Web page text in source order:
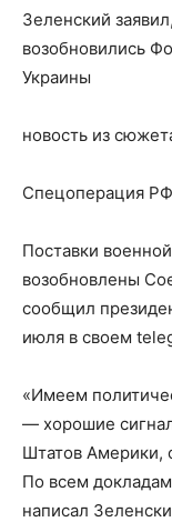
Зеленский
возобновились
Украины
новость из
Спецоперация
Поставки
возобновлены
сообщил
июля в своем
«Имеем
— хорошие
Штатов Америки,
По всем
написал